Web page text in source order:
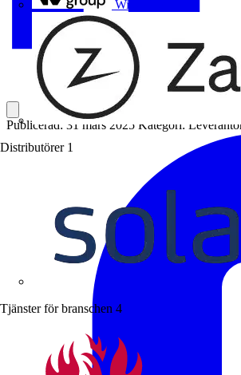
Wibe Group
Distributörer 1
Tjänster för branschen 4
Publicerad: 31 mars 2025 Kategori: